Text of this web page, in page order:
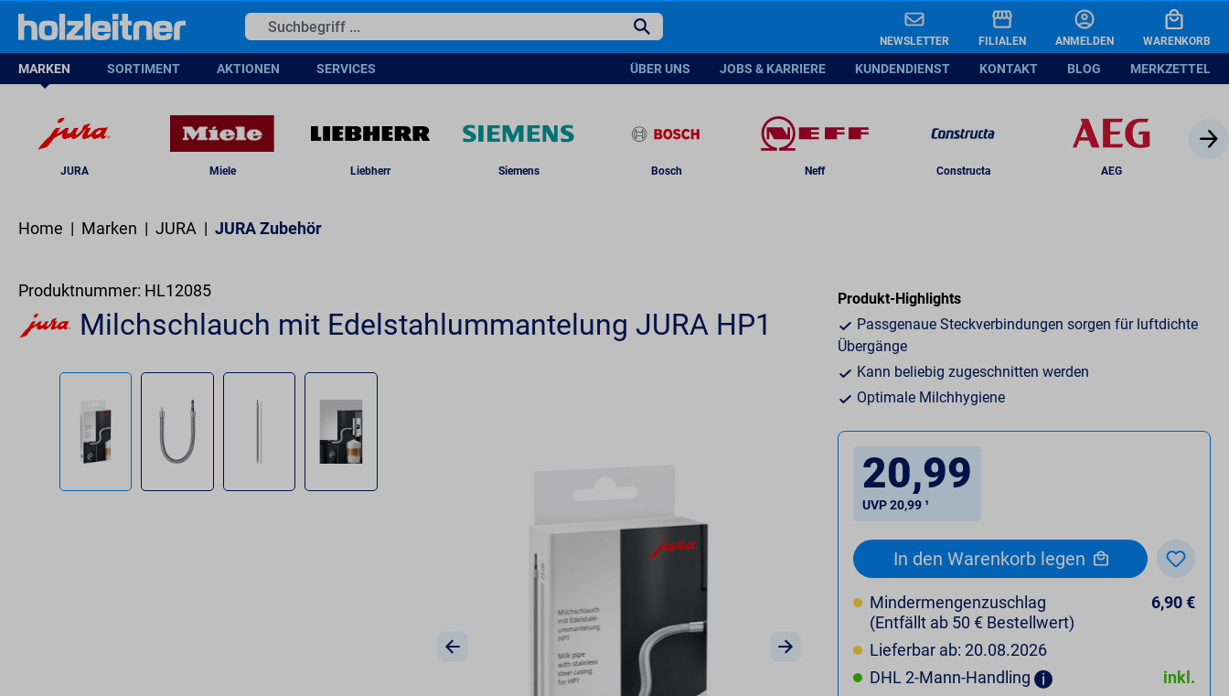
Zur Hauptnavigation springen
NEWSLETTER FILIALEN ANMELDEN WARENKORB
MARKEN SORTIMENT AKTIONEN SERVICES ÜBER UNS JOBS & KARRIERE KUNDENDIENST KONTAKT BLOG MERKZETTEL
JURA Miele Liebherr Siemens Bosch Neff Constructa AEG
Home | Marken | JURA | JURA Zubehör
Produktnummer: HL12085
Milchschlauch mit Edelstahlummantelung JURA HP1
Bildergalerie überspringen
Produkt-Highlights
Passgenaue Steckverbindungen sorgen für luftdichte
Übergänge
Kann beliebig zugeschnitten werden
Optimale Milchhygiene
20,99
UVP 20,99 ¹
In den Warenkorb legen
Mindermengenzuschlag
(Entfällt ab 50 € Bestellwert)
6,90 €
Lieferbar ab: 20.08.2026
DHL 2-Mann-Handling
inkl.
Lieferbar ab: 27.01.2025 20,99
UVP 20,99 ¹
In den Warenkorb legen